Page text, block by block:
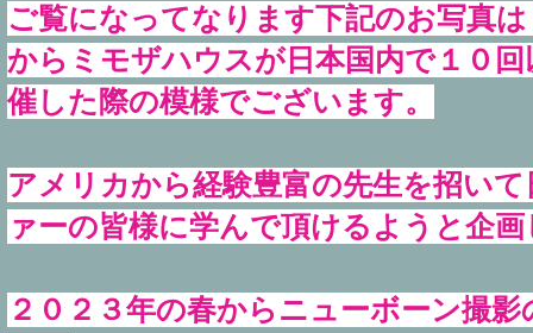
ご覧になってなります下記のお写真
からミモザハウスが日本国内で１０
催した際の模様でございます。
アメリカから経験豊富の先生を招い
ァーの皆様に学んで頂けるようと企
２０２３年の春からニューボーン撮